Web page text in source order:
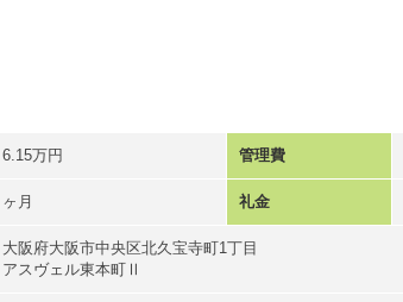
6.15万円 管理費
ヶ月 礼金
大阪府大阪市中央区北久宝寺町1丁目
アスヴェル東本町Ⅱ